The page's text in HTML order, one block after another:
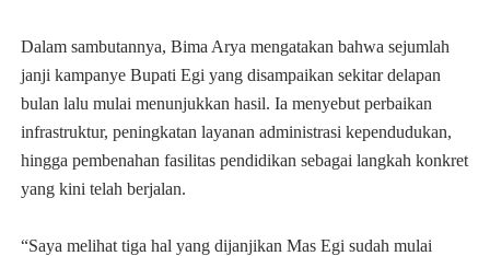
Dalam sambutannya, Bima Arya mengatakan bahwa sejumlah
janji kampanye Bupati Egi yang disampaikan sekitar delapan
bulan lalu mulai menunjukkan hasil. Ia menyebut perbaikan
infrastruktur, peningkatan layanan administrasi kependudukan,
hingga pembenahan fasilitas pendidikan sebagai langkah konkret
yang kini telah berjalan.
“Saya melihat tiga hal yang dijanjikan Mas Egi sudah mulai